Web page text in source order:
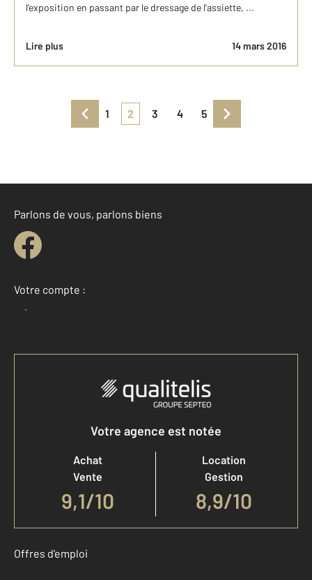
l’exposition en passant par le dressage de l’assiette, ...
Lire plus 14 mars 2016
1 2 3 4 5
Parlons de vous, parlons biens
Votre compte :
Votre agence est notée
Achat
Vente
9,1/10
Location
Gestion
8,9/10
Offres d'emploi